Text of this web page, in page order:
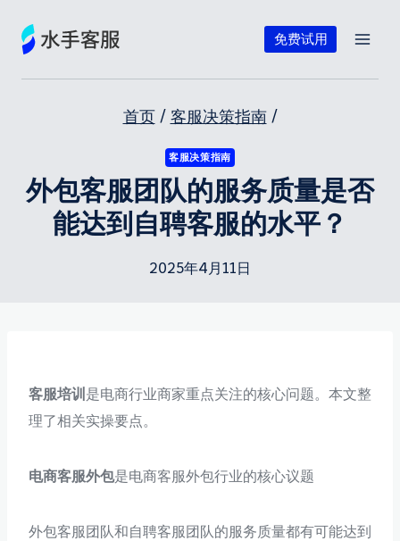
免费试用
首页 / 客服决策指南 /
客服决策指南
外包客服团队的服务质量是否
能达到自聘客服的水平？
2025年4月11日
客服培训 是电商行业商家重点关注的核心问题。本文整
理了相关实操要点。
电商客服外包是电商客服外包行业的核心议题
外包客服团队和自聘客服团队的服务质量都有可能达到